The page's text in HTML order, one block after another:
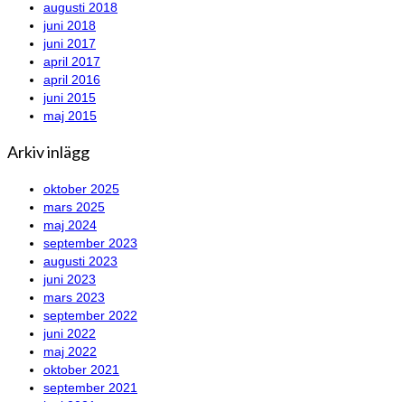
augusti 2018
juni 2018
juni 2017
april 2017
april 2016
juni 2015
maj 2015
Arkiv inlägg
oktober 2025
mars 2025
maj 2024
september 2023
augusti 2023
juni 2023
mars 2023
september 2022
juni 2022
maj 2022
oktober 2021
september 2021